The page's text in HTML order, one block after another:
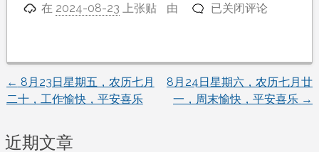
在 2024-08-23 上张贴 由
2024
暑
已关闭评论
文
← 8月23日星期五，农历七月
二十，工作愉快，平安喜乐
8月24日星期六，农历七月廿
一，周末愉快，平安喜乐 →
近期文章